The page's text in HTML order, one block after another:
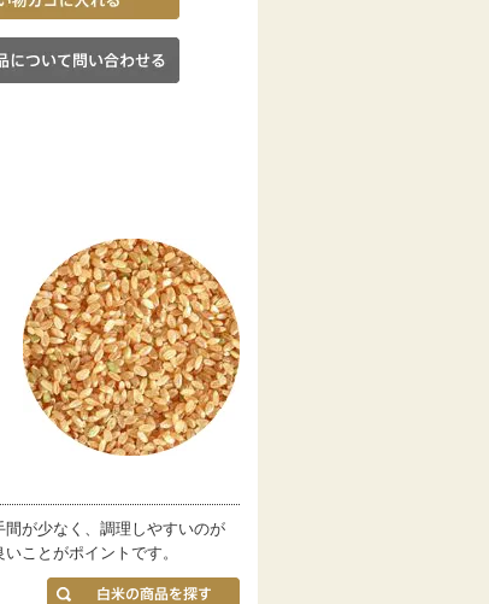
が少なく、調理しやすいのが
ことがポイントです。